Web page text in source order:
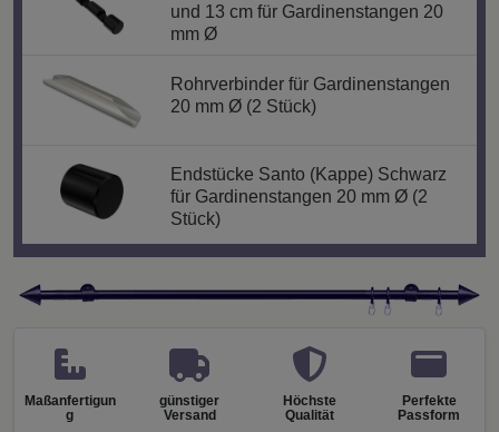
und 13 cm für Gardinenstangen 20
mm Ø
Rohrverbinder für Gardinenstangen
20 mm Ø (2 Stück)
Endstücke Santo (Kappe) Schwarz
für Gardinenstangen 20 mm Ø (2
Stück)
Maßanfertigun
g
günstiger
Versand
Höchste
Qualität
Perfekte
Passform